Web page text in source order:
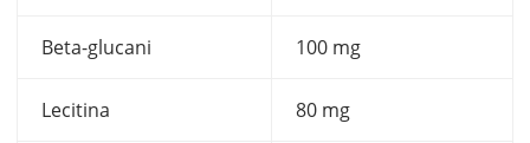
Beta-glucani 100 mg
Lecitina 80 mg